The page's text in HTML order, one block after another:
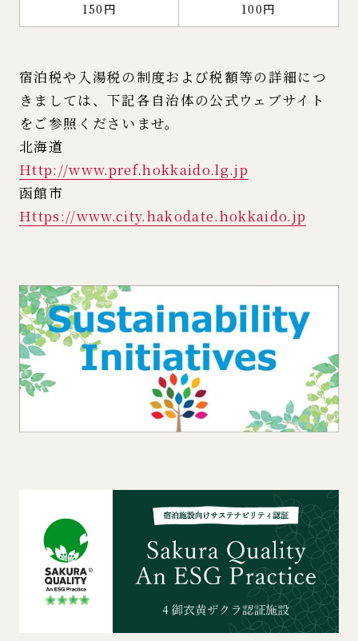
150円 100円
宿泊税や入湯税の制度および税額等の詳細につ
きましては、下記各自治体の公式ウェブサイト
をご参照くださいませ。
北海道
Http://www.pref.hokkaido.lg.jp
函館市
Https://www.city.hakodate.hokkaido.jp